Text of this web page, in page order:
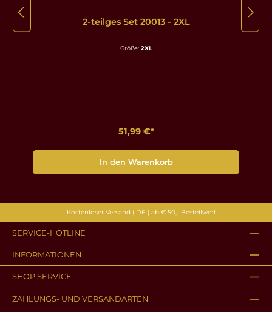
2-teilges Set 20013 - 2XL
Größe: 2XL
51,99 €*
In den Warenkorb
Kostenloser Versand ( DE ) ab € 50,- Bestellwert
SERVICE-HOTLINE
INFORMATIONEN
SHOP SERVICE
ZAHLUNGS- UND VERSANDARTEN